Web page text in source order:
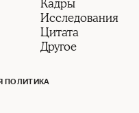
Кадры
Исследования
Цитата
Другое
ПОЛИТИКА